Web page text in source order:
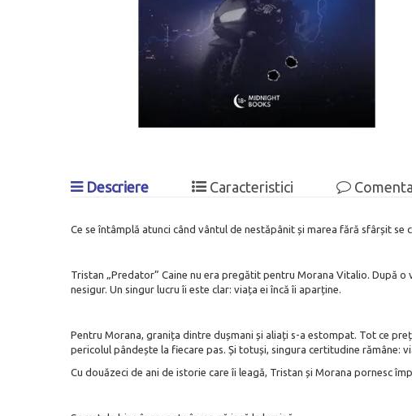
Descriere Caracteristici
Ce se întâmplă atunci când vântul de nestăpânit și marea fără sfârșit se
Tristan „Predator” Caine nu era pregătit pentru Morana Vitalio. După
nesigur. Un singur lucru îi este clar: viața ei încă îi aparține.
Pentru Morana, granița dintre dușmani și aliați s-a estompat. Tot ce
pericolul pândește la fiecare pas. Și totuși, singura certitudine rămâne:
Cu douăzeci de ani de istorie care îi leagă, Tristan și Morana pornesc